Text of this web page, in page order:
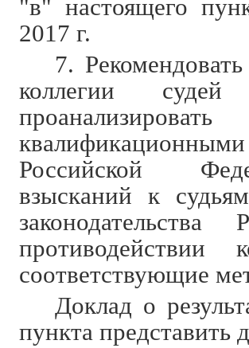
"в" настоящего
2017 г.
7.
коллегии судей
квалификационными
Российской
взысканий к
противодействии
соответствующие
Доклад о
пункта представить